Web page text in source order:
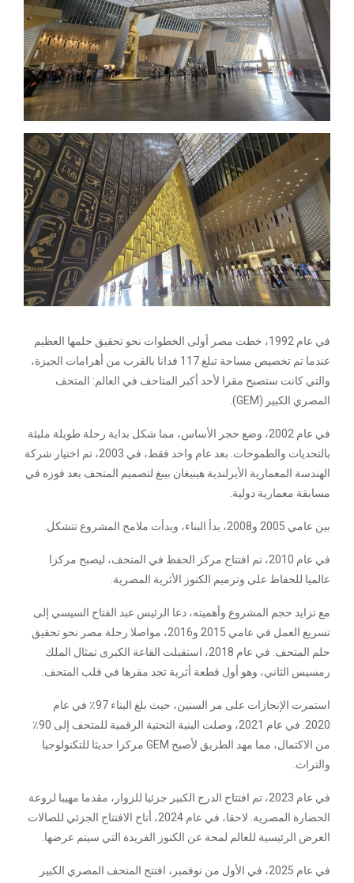
في عام 1992، خطت مصر أولى الخطوات نحو تحقيق حلمها العظيم
عندما تم تخصيص مساحة تبلغ 117 فدانا بالقرب من أهرامات الجيزة،
والتي كانت ستصبح مقرا لأحد أكبر المتاحف في العالم: المتحف
المصري الكبير (GEM).
في عام 2002، وضع حجر الأساس، مما شكل بداية رحلة طويلة مليئة
بالتحديات والطموحات. بعد عام واحد فقط، في 2003، تم اختيار شركة
الهندسة المعمارية الأيرلندية هينيغان بينغ لتصميم المتحف بعد فوزه في
مسابقة معمارية دولية.
بين عامي 2005 و2008، بدأ البناء، وبدأت ملامح المشروع تتشكل.
في عام 2010، تم افتتاح مركز الحفظ في المتحف، ليصبح مركزا
عالميا للحفاظ على وترميم الكنوز الأثرية المصرية.
مع تزايد حجم المشروع وأهميته، دعا الرئيس عبد الفتاح السيسي إلى
تسريع العمل في عامي 2015 و2016، مواصلا رحلة مصر نحو تحقيق
حلم المتحف. في عام 2018، استقبلت القاعة الكبرى تمثال الملك
رمسيس الثاني، وهو أول قطعة أثرية تجد مقرها في قلب المتحف.
استمرت الإنجازات على مر السنين، حيث بلغ البناء 97٪ في عام
2020. في عام 2021، وصلت البنية التحتية الرقمية للمتحف إلى 90٪
من الاكتمال، مما مهد الطريق لأصبح GEM مركزا حديثا للتكنولوجيا
والتراث.
في عام 2023، تم افتتاح الدرج الكبير جزئيا للزوار، مقدما مهيبا لروعة
الحضارة المصرية. لاحقا، في عام 2024، أتاح الافتتاح الجزئي للصالات
العرض الرئيسية للعالم لمحة عن الكنوز الفريدة التي سيتم عرضها.
في عام 2025، في الأول من نوفمبر، افتتح المتحف المصري الكبير